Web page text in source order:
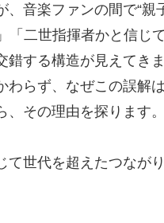
音楽ファンの間で“親
「二世指揮者かと信じ
錯する構造が見えてき
わらず、なぜこの誤解
その理由を探ります。
世代を超えたつなが